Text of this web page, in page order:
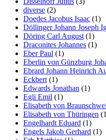
diverse (2)
Doedes Jacobus Isaac (1)
Döllinger Johann Joseph
Döring Carl August (1)
Draconites Johannes (1)
Eber Paul (1)
Eberlin von Günzburg
Ebrard Johann Heinrich
Eckbert (1)
Edwards Jonathan (1)
Egli Emil (1)
Elisabeth von
Elisabeth von Thüringen
Engelhardt Eduard (1)
Engels Jakob Gerhard (1)